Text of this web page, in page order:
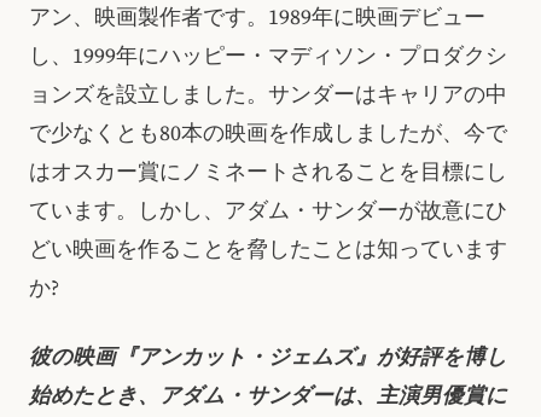
アン、映画製作者です。1989年に映画デビュー
し、1999年にハッピー・マディソン・プロダクシ
ョンズを設立しました。サンダーはキャリアの中
で少なくとも80本の映画を作成しましたが、今で
はオスカー賞にノミネートされることを目標にし
ています。しかし、アダム・サンダーが故意にひ
どい映画を作ることを脅したことは知っています
か?
彼の映画『アンカット・ジェムズ』が好評を博し
始めたとき、アダム・サンダーは、主演男優賞に